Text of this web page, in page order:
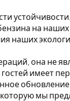
на
наших
она не
имеет
мы